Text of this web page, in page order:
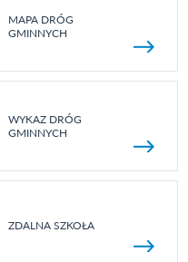
MAPA DRÓG
GMINNYCH
WYKAZ DRÓG
GMINNYCH
ZDALNA SZKOŁA